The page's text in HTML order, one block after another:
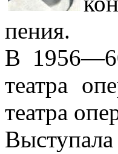
пения.
В
театра
театра
Выступала